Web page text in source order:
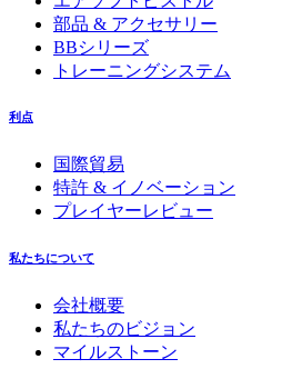
部品 & アクセサリー
BBシリーズ
トレーニングシステム
利点
国際貿易
特許 & イノベーション
プレイヤーレビュー
私たちについて
会社概要
私たちのビジョン
マイルストーン